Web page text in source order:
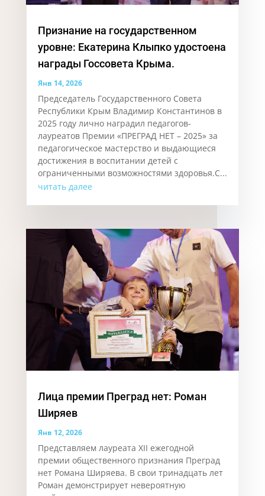
Признание на государственном
уровне: Екатерина Клыпко удостоена
награды Госсовета Крыма.
Янв 14, 2026
Председатель Государственного Совета
Республики Крым Владимир Константинов в
2025 году лично наградил педагогов-
лауреатов Премии «ПРЕГРАД НЕТ – 2025» за
педагогическое мастерство и выдающиеся
достижения в воспитании детей с
ограниченными возможностями здоровья.С...
читать далее
Лица премии Преград нет: Роман
Ширяев
Янв 12, 2026
Представляем лауреата XII ежегодной
премии общественного признания Преград
нет Романа Ширяева. В свои тринадцать лет
Роман демонстрирует невероятную